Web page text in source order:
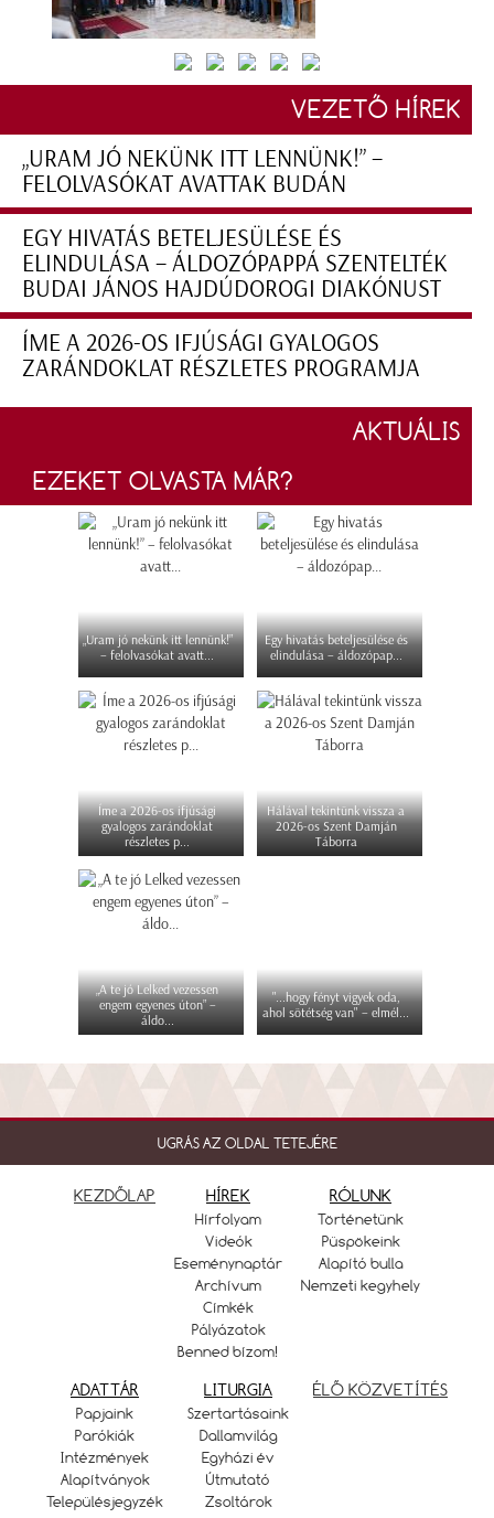
VEZETŐ HÍREK
„URAM JÓ NEKÜNK ITT LENNÜNK!” –
FELOLVASÓKAT AVATTAK BUDÁN
EGY HIVATÁS BETELJESÜLÉSE ÉS
ELINDULÁSA – ÁLDOZÓPAPPÁ SZENTELTÉK
BUDAI JÁNOS HAJDÚDOROGI DIAKÓNUST
ÍME A 2026-OS IFJÚSÁGI GYALOGOS
ZARÁNDOKLAT RÉSZLETES PROGRAMJA
AKTUÁLIS
EZEKET OLVASTA MÁR?
„Uram jó nekünk itt lennünk!”
– felolvasókat avatt...
Egy hivatás beteljesülése és
elindulása – áldozópap...
Íme a 2026-os ifjúsági
gyalogos zarándoklat
részletes p...
Hálával tekintünk vissza a
2026-os Szent Damján
Táborra
„A te jó Lelked vezessen
engem egyenes úton” –
áldo...
"...hogy fényt vigyek oda,
ahol sötétség van" – elmél...
UGRÁS AZ OLDAL TETEJÉRE
KEZDŐLAP HÍREK
Hírfolyam
Videók
Eseménynaptár
Archívum
Címkék
Pályázatok
Benned bízom!
RÓLUNK
Történetünk
Püspökeink
Alapító bulla
Nemzeti kegyhely
ADATTÁR
Papjaink
Parókiák
Intézmények
Alapítványok
Településjegyzék
LITURGIA
Szertartásaink
Dallamvilág
Egyházi év
Útmutató
Zsoltárok
ÉLŐ KÖZVETÍTÉS